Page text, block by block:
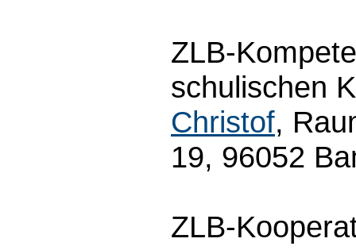
ZLB-
schulischen
Christof,
19, 96052
ZLB-